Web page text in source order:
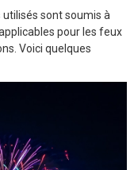
utilisés sont soumis à
pour les feux
Voici quelques